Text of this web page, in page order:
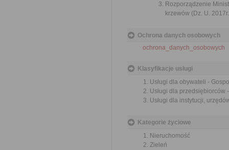
Rozporządzenie
krzewów (Dz. U.
Ochrona danych osobowych
ochrona_danych_osobowych
Klasyfikacje usługi
Usługi dla obywateli -
Usługi dla przedsiębiorców
Usługi dla instytucji,
Kategorie życiowe
Nieruchomość
Zieleń